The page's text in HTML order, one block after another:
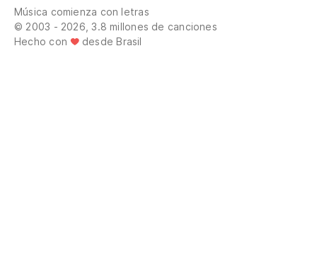
Música comienza con letras
© 2003 - 2026, 3.8 millones de canciones
Hecho con
desde Brasil